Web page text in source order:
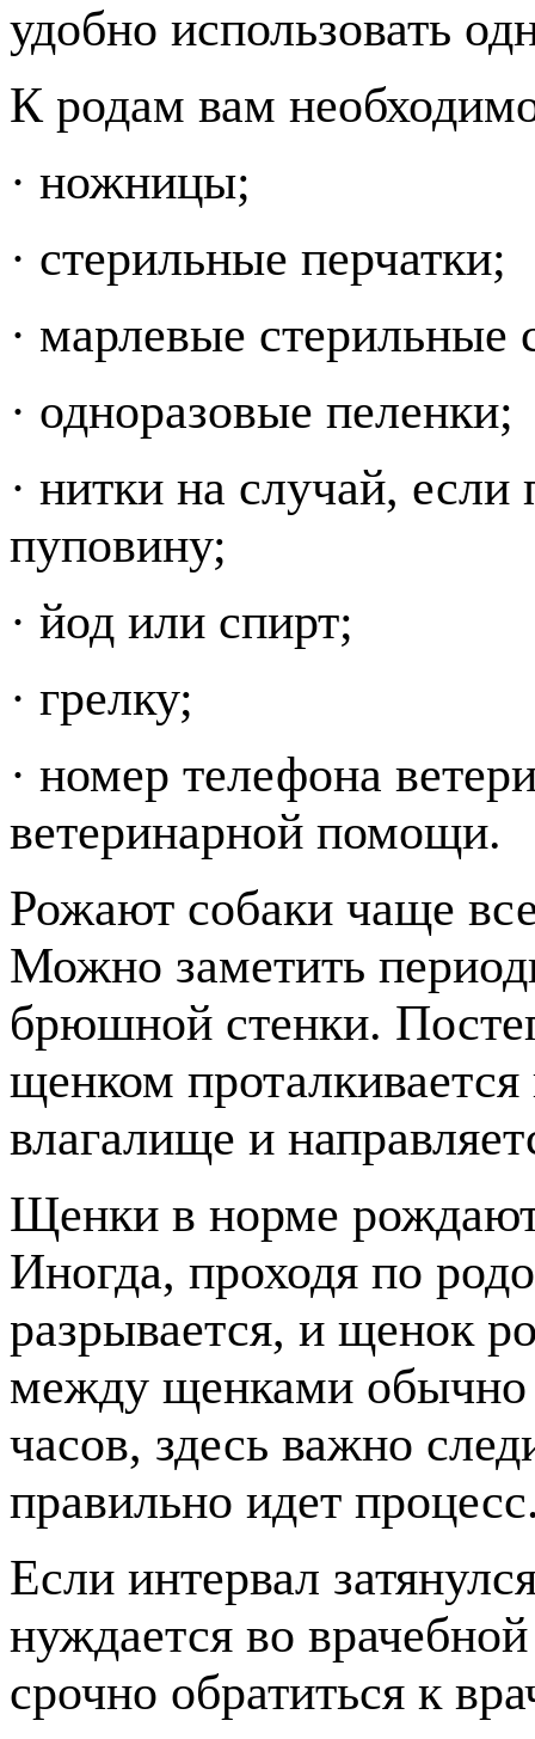
удобно использовать
К родам вам
· ножницы;
· стерильные перчатки;
· марлевые стерильные
· одноразовые пеленки;
· нитки на случай, если
пуповину;
· йод или спирт;
· грелку;
· номер телефона
ветеринарной помощи.
Рожают собаки чаще
Можно заметить
брюшной стенки.
щенком
влагалище и
Щенки в норме
Иногда, проходя по
разрывается, и щенок
между щенками обычно
часов, здесь важно
правильно идет
Если интервал
нуждается во
срочно обратиться к